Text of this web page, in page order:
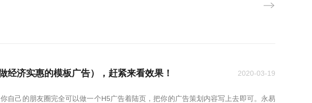
经济实惠的模板广告），赶紧来看效果！ 2020-03-19
自己的朋友圈完全可以做一个H5广告着陆页，把你的广告策划内容写上去即可。永易